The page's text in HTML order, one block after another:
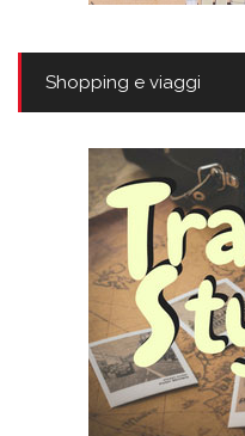
Shopping e viaggi